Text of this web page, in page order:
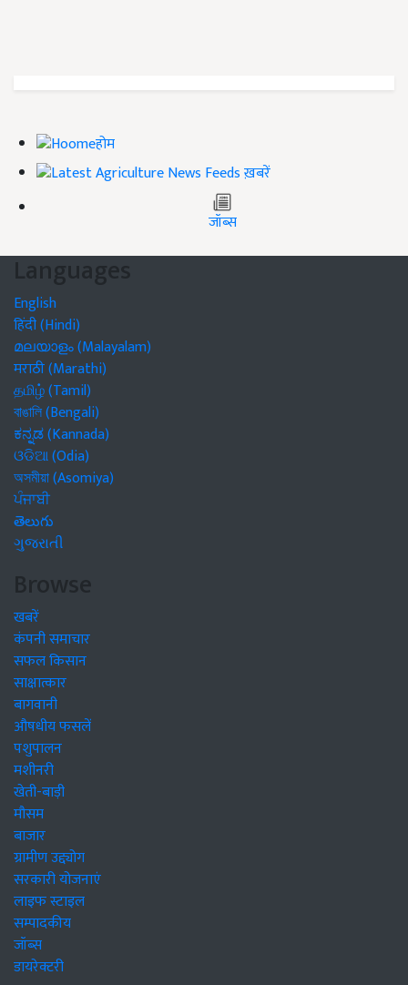
होम
ख़बरें
जॉब्स
Languages
English
हिंदी (Hindi)
മലയാളം (Malayalam)
मराठी (Marathi)
தமிழ் (Tamil)
বাঙালি (Bengali)
ಕನ್ನಡ (Kannada)
ଓଡିଆ (Odia)
অসমীয়া (Asomiya)
ਪੰਜਾਬੀ
తెలుగు
ગુજરાતી
Browse
खबरें
कंपनी समाचार
सफल किसान
साक्षात्कार
बागवानी
औषधीय फसलें
पशुपालन
मशीनरी
खेती-बाड़ी
मौसम
बाजार
ग्रामीण उद्द्योग
सरकारी योजनाएं
लाइफ स्टाइल
सम्पादकीय
जॉब्स
डायरेक्टरी